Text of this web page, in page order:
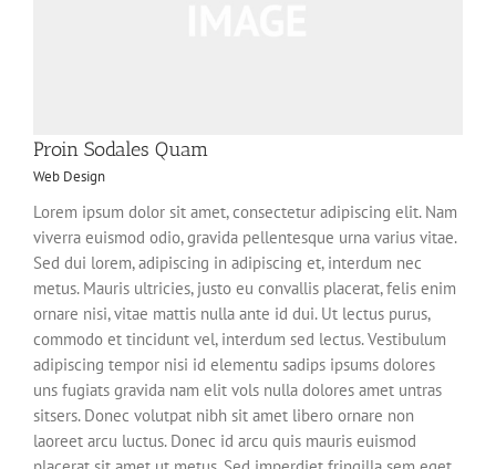
Proin Sodales Quam
Web Design
Lorem ipsum dolor sit amet, consectetur adipiscing elit. Nam
viverra euismod odio, gravida pellentesque urna varius vitae.
Sed dui lorem, adipiscing in adipiscing et, interdum nec
metus. Mauris ultricies, justo eu convallis placerat, felis enim
ornare nisi, vitae mattis nulla ante id dui. Ut lectus purus,
commodo et tincidunt vel, interdum sed lectus. Vestibulum
adipiscing tempor nisi id elementu sadips ipsums dolores
uns fugiats gravida nam elit vols nulla dolores amet untras
sitsers. Donec volutpat nibh sit amet libero ornare non
laoreet arcu luctus. Donec id arcu quis mauris euismod